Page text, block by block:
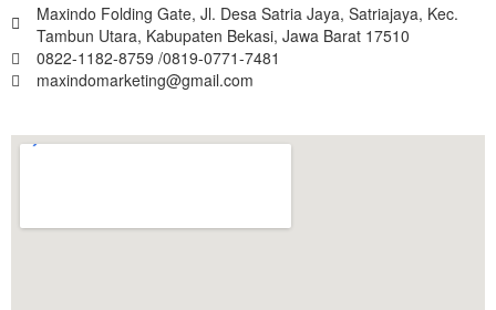
Maxindo Folding Gate, Jl. Desa Satria Jaya, Satriajaya, Kec.
Tambun Utara, Kabupaten Bekasi, Jawa Barat 17510
0822-1182-8759 /0819-0771-7481
maxindomarketing@gmail.com